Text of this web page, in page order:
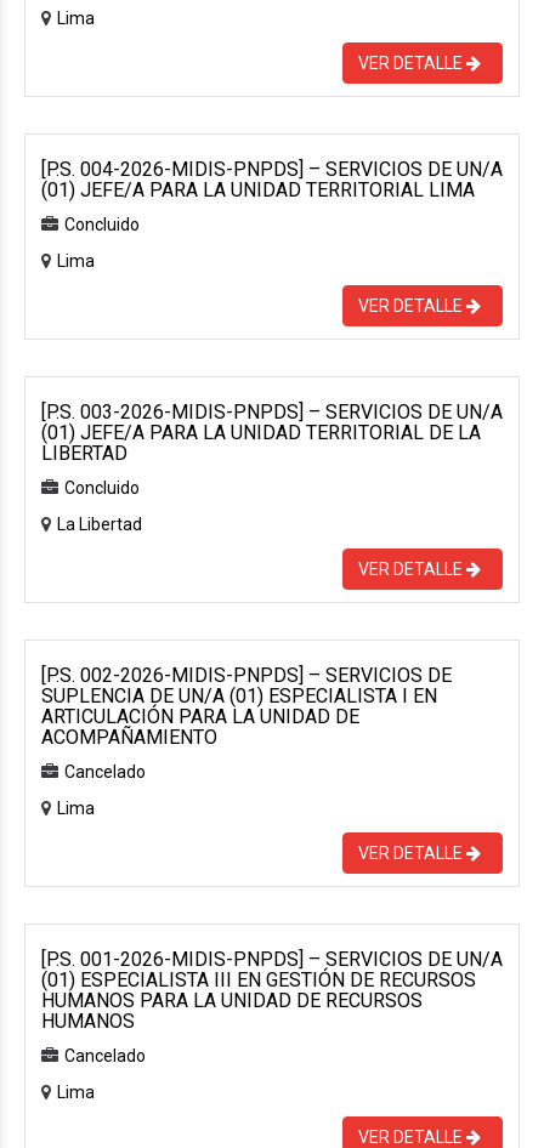
Lima
VER DETALLE
[P.S. 004-2026-MIDIS-PNPDS] – SERVICIOS DE UN/A
(01) JEFE/A PARA LA UNIDAD TERRITORIAL LIMA
Concluido
Lima
VER DETALLE
[P.S. 003-2026-MIDIS-PNPDS] – SERVICIOS DE UN/A
(01) JEFE/A PARA LA UNIDAD TERRITORIAL DE LA
LIBERTAD
Concluido
La Libertad
VER DETALLE
[P.S. 002-2026-MIDIS-PNPDS] – SERVICIOS DE
SUPLENCIA DE UN/A (01) ESPECIALISTA I EN
ARTICULACIÓN PARA LA UNIDAD DE
ACOMPAÑAMIENTO
Cancelado
Lima
VER DETALLE
[P.S. 001-2026-MIDIS-PNPDS] – SERVICIOS DE UN/A
(01) ESPECIALISTA III EN GESTIÓN DE RECURSOS
HUMANOS PARA LA UNIDAD DE RECURSOS
HUMANOS
Cancelado
Lima
VER DETALLE